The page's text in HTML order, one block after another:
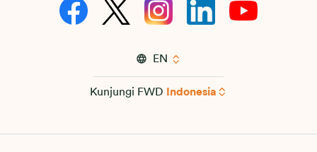
EN
Kunjungi FWD Indonesia